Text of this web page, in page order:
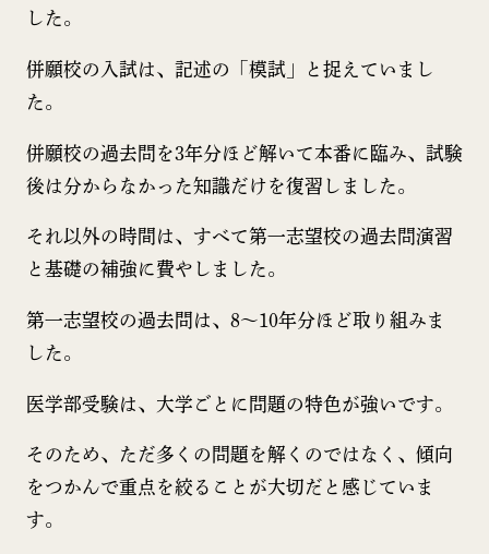
した。
併願校の入試は、記述の「模試」と捉えていまし
た。
併願校の過去問を3年分ほど解いて本番に臨み、試験
後は分からなかった知識だけを復習しました。
それ以外の時間は、すべて第一志望校の過去問演習
と基礎の補強に費やしました。
第一志望校の過去問は、8〜10年分ほど取り組みま
した。
医学部受験は、大学ごとに問題の特色が強いです。
そのため、ただ多くの問題を解くのではなく、傾向
をつかんで重点を絞ることが大切だと感じていま
す。